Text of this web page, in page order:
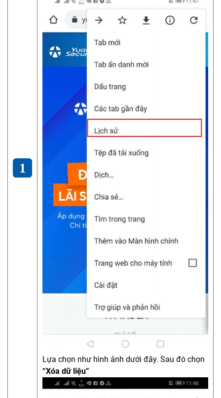
Lựa chọn như hình ảnh dưới đây. Sau đó chọn
“Xóa dữ liệu”